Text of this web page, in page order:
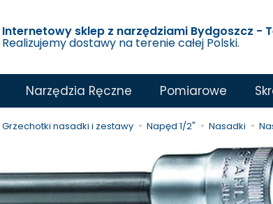
Internetowy sklep z narzędziami Bydgoszcz -
Realizujemy dostawy na terenie całej Polski.
Narzędzia Ręczne Pomiarowe
Grzechotki nasadki i zestawy Napęd 1/2" Nasadki